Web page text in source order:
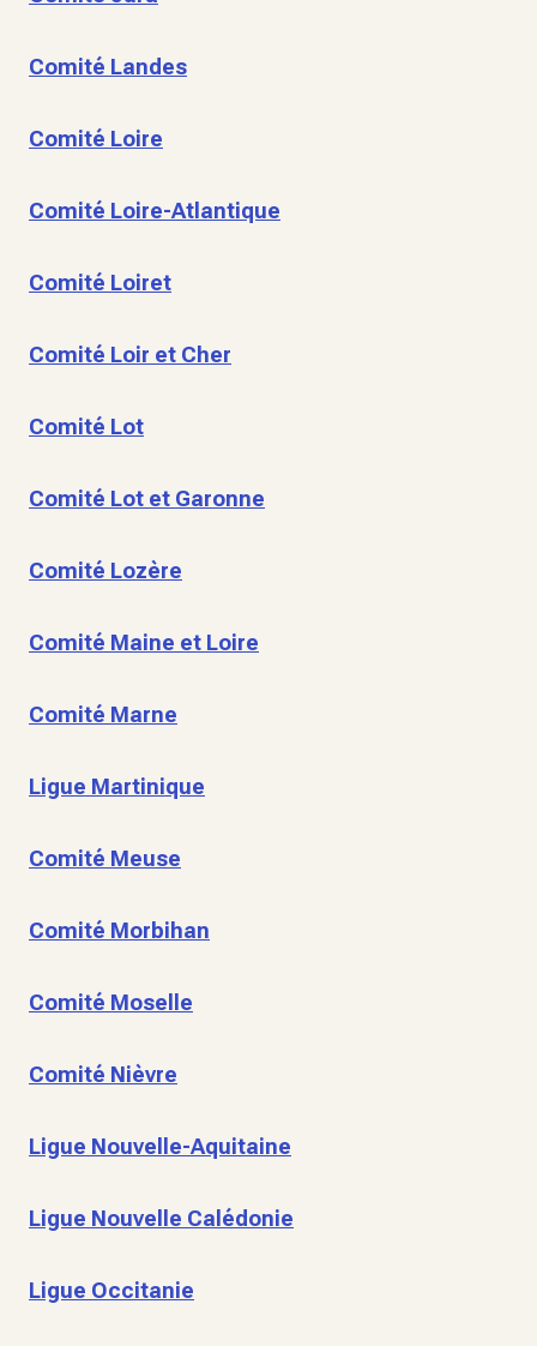
Comité Landes
Comité Loire
Comité Loire-Atlantique
Comité Loiret
Comité Loir et Cher
Comité Lot
Comité Lot et Garonne
Comité Lozère
Comité Maine et Loire
Comité Marne
Ligue Martinique
Comité Meuse
Comité Morbihan
Comité Moselle
Comité Nièvre
Ligue Nouvelle-Aquitaine
Ligue Nouvelle Calédonie
Ligue Occitanie